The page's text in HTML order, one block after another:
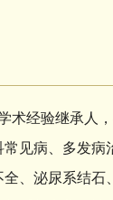
术经验继承人
见病、多发病
、泌尿系结石